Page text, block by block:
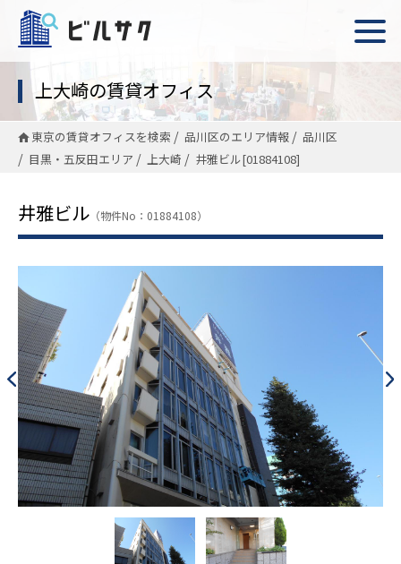
上大崎の賃貸オフィス
東京の賃貸オフィスを検索 品川区のエリア情報
品川区
目黒・五反田エリア
上大崎 井雅ビル[01884108]
井雅ビル （物件No：01884108）